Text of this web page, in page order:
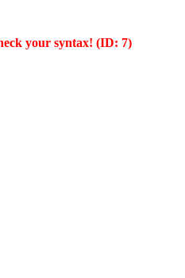
your syntax! (ID: 7)